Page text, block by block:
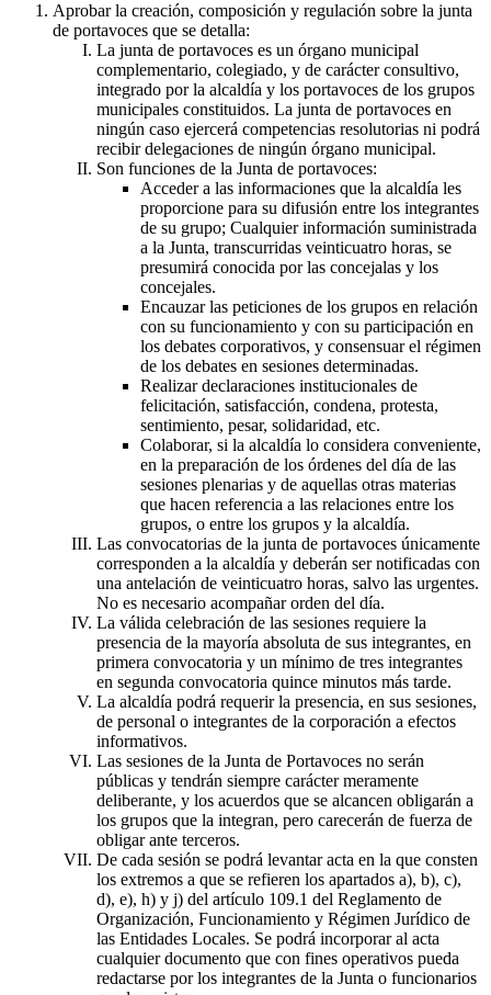
Aprobar la creación, composición y regulación sobre la junta
de portavoces que se detalla:
La junta de portavoces es un órgano municipal
complementario, colegiado, y de carácter consultivo,
integrado por la alcaldía y los portavoces de los grupos
municipales constituidos. La junta de portavoces en
ningún caso ejercerá competencias resolutorias ni podrá
recibir delegaciones de ningún órgano municipal.
Son funciones de la Junta de portavoces:
Acceder a las informaciones que la alcaldía les
proporcione para su difusión entre los integrantes
de su grupo; Cualquier información suministrada
a la Junta, transcurridas veinticuatro horas, se
presumirá conocida por las concejalas y los
concejales.
Encauzar las peticiones de los grupos en relación
con su funcionamiento y con su participación en
los debates corporativos, y consensuar el régimen
de los debates en sesiones determinadas.
Realizar declaraciones institucionales de
felicitación, satisfacción, condena, protesta,
sentimiento, pesar, solidaridad, etc.
Colaborar, si la alcaldía lo considera conveniente,
en la preparación de los órdenes del día de las
sesiones plenarias y de aquellas otras materias
que hacen referencia a las relaciones entre los
grupos, o entre los grupos y la alcaldía.
Las convocatorias de la junta de portavoces únicamente
corresponden a la alcaldía y deberán ser notificadas con
una antelación de veinticuatro horas, salvo las urgentes.
No es necesario acompañar orden del día.
La válida celebración de las sesiones requiere la
presencia de la mayoría absoluta de sus integrantes, en
primera convocatoria y un mínimo de tres integrantes
en segunda convocatoria quince minutos más tarde.
La alcaldía podrá requerir la presencia, en sus sesiones,
de personal o integrantes de la corporación a efectos
informativos.
Las sesiones de la Junta de Portavoces no serán
públicas y tendrán siempre carácter meramente
deliberante, y los acuerdos que se alcancen obligarán a
los grupos que la integran, pero carecerán de fuerza de
obligar ante terceros.
De cada sesión se podrá levantar acta en la que consten
los extremos a que se refieren los apartados a), b), c),
d), e), h) y j) del artículo 109.1 del Reglamento de
Organización, Funcionamiento y Régimen Jurídico de
las Entidades Locales. Se podrá incorporar al acta
cualquier documento que con fines operativos pueda
redactarse por los integrantes de la Junta o funcionarios